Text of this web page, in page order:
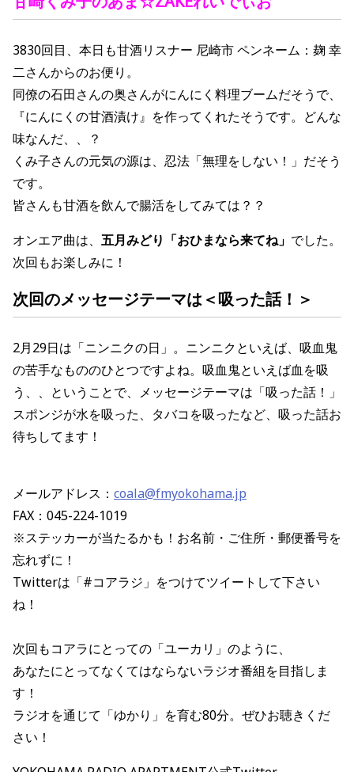
3830回目、 本日も甘酒リスナー 尼崎市 ペンネーム：麹 幸
二さんからのお便り。
同僚の石田さんの奥さんがにんにく料理ブームだそうで、
『にんにくの甘酒漬け』を作ってくれたそうです。どんな
味なんだ、、？
くみ子さんの元気の源は、忍法「無理をしない！」だそう
です。
皆さんも甘酒を飲んで腸活をしてみては？？
オンエア曲は、 五月みどり「おひまなら来てね」 でした。
次回もお楽しみに！
次回のメッセージテーマは＜吸った話！ ＞
2月29日は「ニンニクの日」。ニンニクといえば、吸血鬼
の苦手なもののひとつですよね。吸血鬼といえば血を吸
う、、ということで、 メッセージテーマは「吸った話！」
スポンジが水を吸った、タバコを吸ったなど、吸った話お
待ちしてます！
メールアドレス： coala@fmyokohama.jp
FAX：045-224-1019
※ステッカーが当たるかも！お名前・ご住所・郵便番号を
忘れずに！
Twitterは「#コアラジ」をつけてツイートして下さい
ね！
次回もコアラにとっての「ユーカリ」のように、
あなたにとってなくてはならないラジオ番組を目指しま
す！
ラジオを通じて「ゆかり」を育む80分。ぜひお聴きくだ
さい！